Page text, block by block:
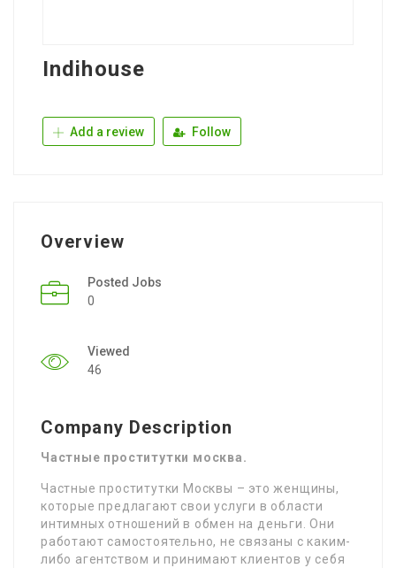
Indihouse
Add a review Follow
Overview
Posted Jobs
0
Viewed
46
Company Description
Частные проститутки москва.
Частные проститутки Москвы – это женщины,
которые предлагают свои услуги в области
интимных отношений в обмен на деньги. Они
работают самостоятельно, не связаны с каким-
либо агентством и принимают клиентов у себя